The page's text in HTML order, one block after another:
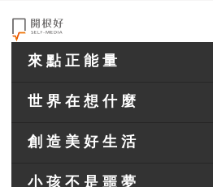
來點正能量
世界在想什麼
創造美好生活
小孩不是噩夢